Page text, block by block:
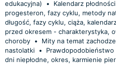
edukacyjna)
•
Kalendarz
progesteron, fazy cyklu, metody
długość, fazy cyklu, ciąża,
przed okresem - charakterystyka,
choroby •
Mity na temat
nastolatki •
dni niepłodne, okres, karmienie